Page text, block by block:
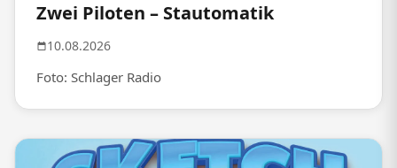
Zwei Piloten – Stautomatik
10.08.2026
Foto: Schlager Radio